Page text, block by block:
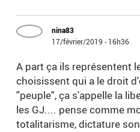
nina83
17/février/2019 - 16h36
A part ça ils représentent
choisissent qui a le droit
"peuple", ça s'appelle la
les GJ.... pense comme
totalitarisme, dictature